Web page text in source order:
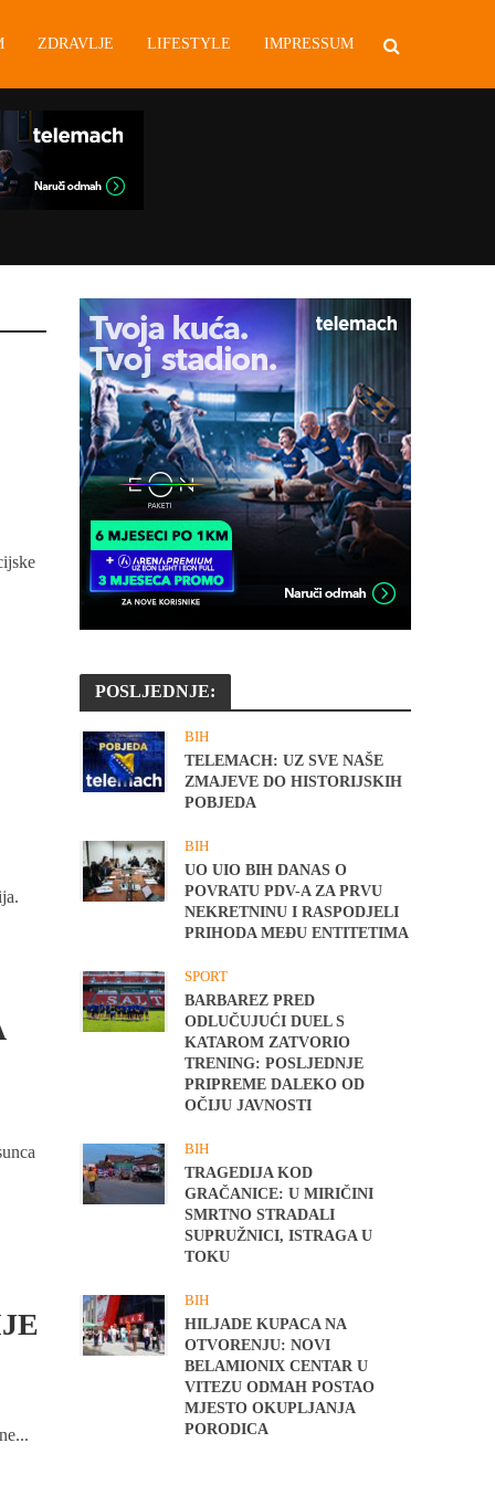
ZDRAVLJE LIFESTYLE IMPRESSUM
POSLJEDNJE:
BIH
TELEMACH: UZ SVE NAŠE
ZMAJEVE DO HISTORIJSKIH
POBJEDA
BIH
UO UIO BIH DANAS O
POVRATU PDV-A ZA PRVU
NEKRETNINU I RASPODJELI
PRIHODA MEĐU ENTITETIMA
SPORT
BARBAREZ PRED
ODLUČUJUĆI DUEL S
KATAROM ZATVORIO
TRENING: POSLJEDNJE
PRIPREME DALEKO OD
OČIJU JAVNOSTI
BIH
TRAGEDIJA KOD
GRAČANICE: U MIRIČINI
SMRTNO STRADALI
SUPRUŽNICI, ISTRAGA U
TOKU
BIH
HILJADE KUPACA NA
OTVORENJU: NOVI
BELAMIONIX CENTAR U
VITEZU ODMAH POSTAO
MJESTO OKUPLJANJA
PORODICA